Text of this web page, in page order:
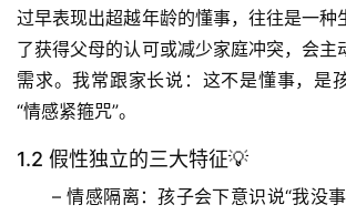
过早表现出超越年龄的懂事，往往是一种
了获得父母的认可或减少家庭冲突，会主
需求。我常跟家长说：这不是懂事，是
“情感紧箍咒”。
1.2 假性独立的三大特征💡
– 情感隔离 ：孩子会下意识说“我没